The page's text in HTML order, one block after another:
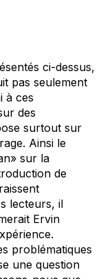
ci-dessus,
pas seulement
à ces
des
surtout sur
Ainsi le
sur la
de
lecteurs, il
Ervin
problématiques
une question